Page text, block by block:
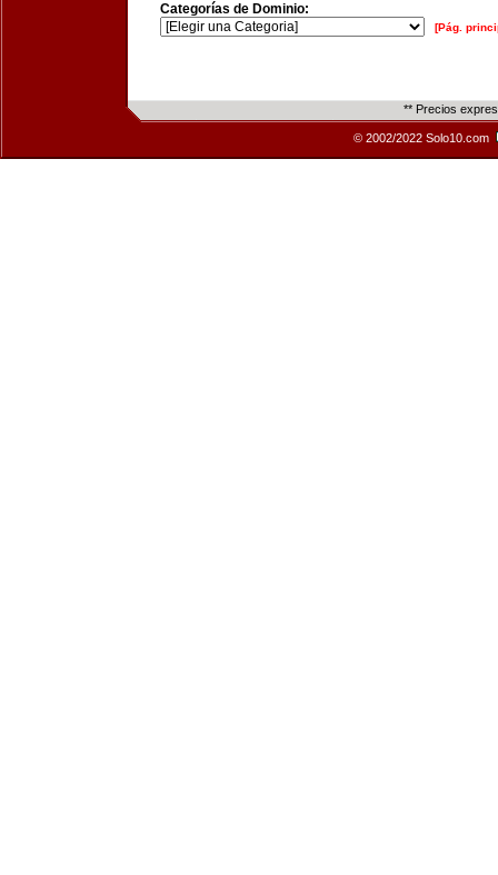
Categorías de Dominio:
[Pág.
** Precios
© 2002/2022 Solo10.com